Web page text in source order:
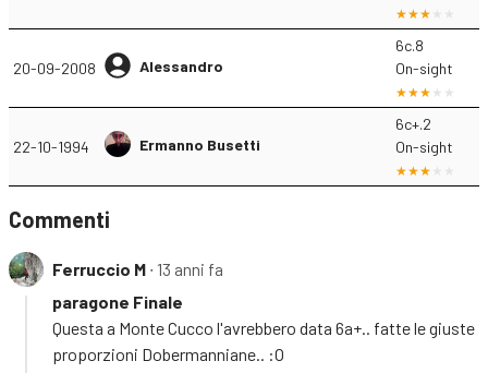
20-09-2008 Alessandro
6c.8
On-sight
22-10-1994 Ermanno Busetti
6c+.2
On-sight
Commenti
Ferruccio M ∙ 13 anni fa
paragone Finale
Questa a Monte Cucco l'avrebbero data 6a+.. fatte le giuste
proporzioni Dobermanniane.. :O